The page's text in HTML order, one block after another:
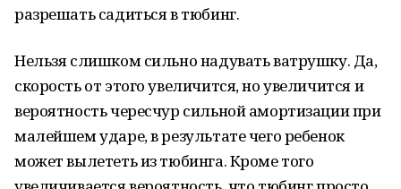
разрешать садиться в тюбинг.
Нельзя слишком сильно надувать ватрушку. Да,
скорость от этого увеличится, но увеличится и
вероятность чересчур сильной амортизации при
малейшем ударе, в результате чего ребенок
может вылететь из тюбинга. Кроме того